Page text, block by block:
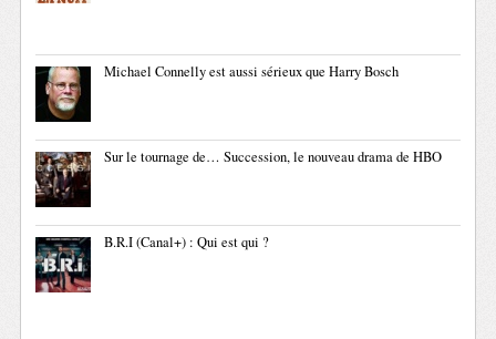
Michael Connelly est aussi sérieux que Harry Bosch
Sur le tournage de… Succession, le nouveau drama de HBO
B.R.I (Canal+) : Qui est qui ?